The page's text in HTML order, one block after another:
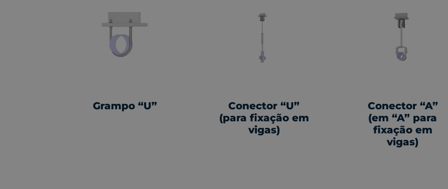
Grampo “U”
Conector “U”
(para fixação em
vigas)
Conector “A”
(em “A” para
fixação em
vigas)